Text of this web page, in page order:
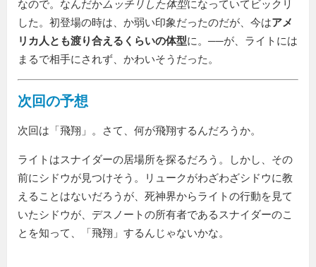
なので。なんだかムッチリした体型になっていてビックリ
した。初登場の時は、か弱い印象だったのだが、今はアメ
リカ人とも渡り合えるくらいの体型に。──が、ライトには
まるで相手にされず、かわいそうだった。
次回の予想
次回は「飛翔」。さて、何が飛翔するんだろうか。
ライトはスナイダーの居場所を探るだろう。しかし、その
前にシドウが見つけそう。リュークがわざわざシドウに教
えることはないだろうが、死神界からライトの行動を見て
いたシドウが、デスノートの所有者であるスナイダーのこ
とを知って、「飛翔」するんじゃないかな。